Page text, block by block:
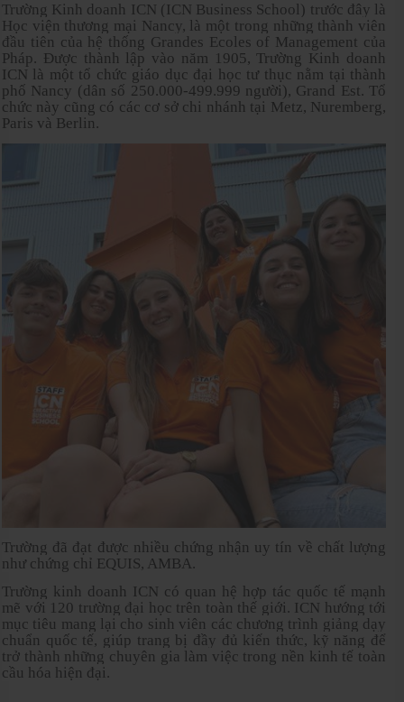
Trường Kinh doanh ICN (ICN Business School) trước đây là
Học viện thương mại Nancy, là một trong những thành viên
đầu tiên của hệ thống Grandes Ecoles of Management của
Pháp. Được thành lập vào năm 1905, Trường Kinh doanh
ICN là một tổ chức giáo dục đại học tư thục nằm tại thành
phố Nancy (dân số 250.000-499.999 người), Grand Est. Tổ
chức này cũng có các cơ sở chi nhánh tại Metz, Nuremberg,
Paris và Berlin.
Trường đã đạt được nhiều chứng nhận uy tín về chất lượng
như chứng chỉ EQUIS, AMBA.
Trường kinh doanh ICN có quan hệ hợp tác quốc tế mạnh
mẽ với 120 trường đại học trên toàn thế giới. ICN hướng tới
mục tiêu mang lại cho sinh viên các chương trình giảng dạy
chuẩn quốc tế, giúp trang bị đầy đủ kiến thức, kỹ năng để
trở thành những chuyên gia làm việc trong nền kinh tế toàn
cầu hóa hiện đại.